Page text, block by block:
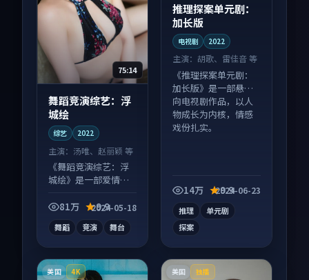
75:14
舞蹈竞演综艺：浮
城绘
综艺 2022
主演： 汤唯、赵丽颖 等
《舞蹈竞演综艺：浮
城绘》是一部爱情向
信息量大，适合沉浸
81万 9.9
2024-05-18
舞蹈 竞演 舞台
推理探案单元剧：
加长版
电视剧 2022
主演： 胡歌、雷佳音 等
《推理探案单元剧：
加长版》是一部悬疑
向电视剧作品，以人
物成长为内核，情感
戏份扎实。
14万 9.9
2024-06-23
推理
单元剧
探案
美国 4K 美国 独播